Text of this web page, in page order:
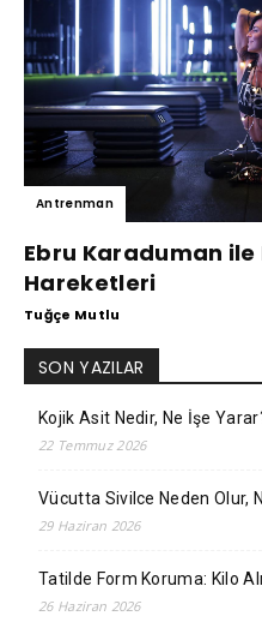
Antrenman
Ebru Karaduman
Hareketleri
Tuğçe Mutlu
SON YAZILAR
Kojik Asit Nedir, Ne İşe
22 Temmuz 2026
Vücutta Sivilce Neden Olur,
29 Haziran 2026
Tatilde Form Koruma: Kilo
26 Haziran 2026